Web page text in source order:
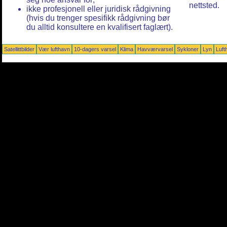
ikke profesjonell eller juridisk rådgivning
(hvis du trenger spesifikk rådgivning bør
du alltid konsultere en kvalifisert faglært).
nettsted.
Satellittbilder Vær lufthavn 10-dagers varsel Klima Havværvarsel Sykloner Lyn